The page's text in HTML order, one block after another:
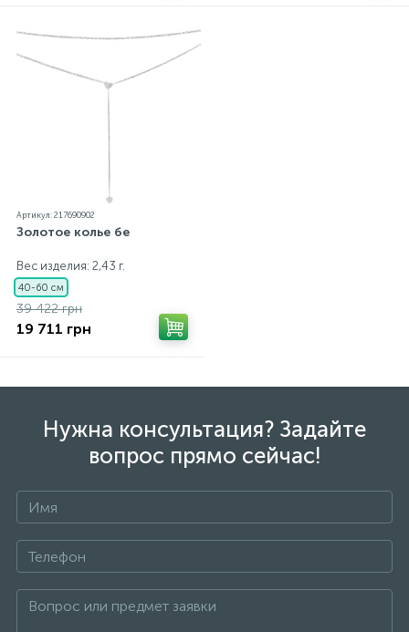
Артикул: 217690902
Золотое колье бе
Вес изделия: 2,43 г.
40-60 см
39 422 грн
19 711 грн
Нужна консультация? Задайте
вопрос прямо сейчас!